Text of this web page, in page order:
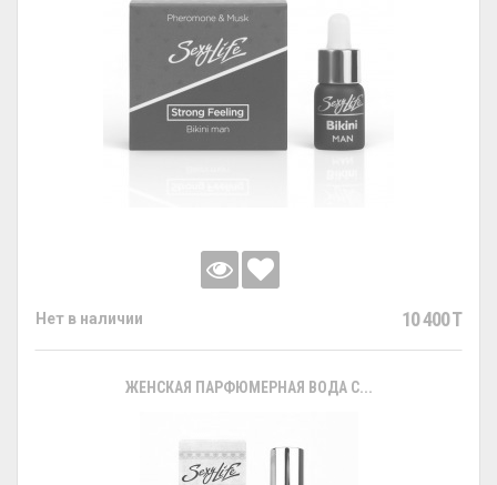
Нет в наличии 10 400 T
ЖЕНСКАЯ ПАРФЮМЕРНАЯ ВОДА С...